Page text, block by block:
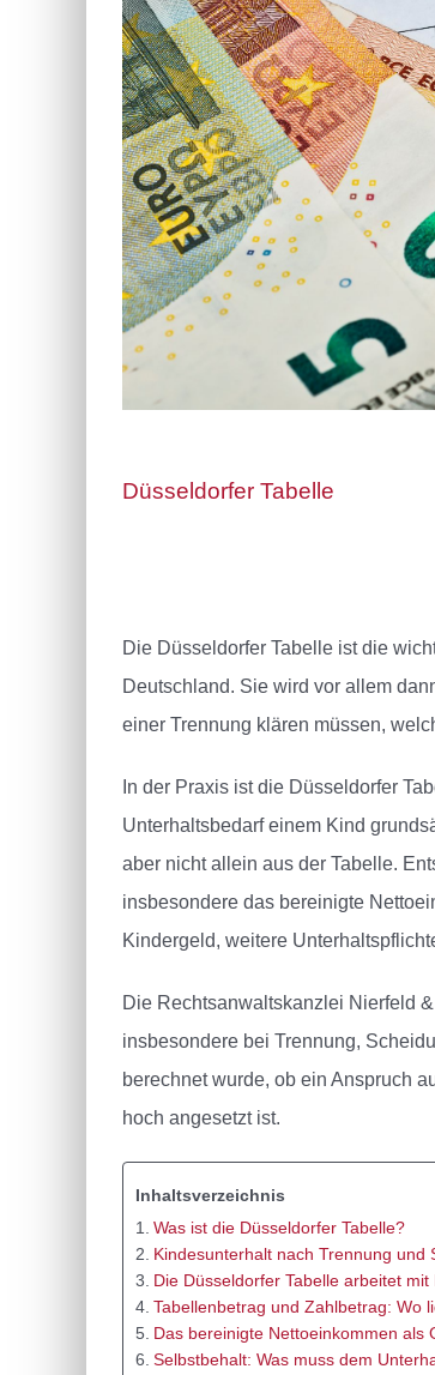
Düsseldorfer Tabelle
Die Düsseldorfer Tabelle ist die
Deutschland. Sie wird vor allem
einer Trennung klären müssen,
In der Praxis ist die Düsseldorfer
Unterhaltsbedarf einem Kind
aber nicht allein aus der Tabelle.
insbesondere das bereinigte
Kindergeld, weitere
Die Rechtsanwaltskanzlei Nierfeld
insbesondere bei Trennung,
berechnet wurde, ob ein Anspruch
hoch angesetzt ist.
Inhaltsverzeichnis
Was ist die Düsseldorfer Tabelle?
Kindesunterhalt nach Trennung und
Die Düsseldorfer Tabelle arbeitet
Tabellenbetrag und Zahlbetrag: Wo
Das bereinigte Nettoeinkommen als
Selbstbehalt: Was muss dem